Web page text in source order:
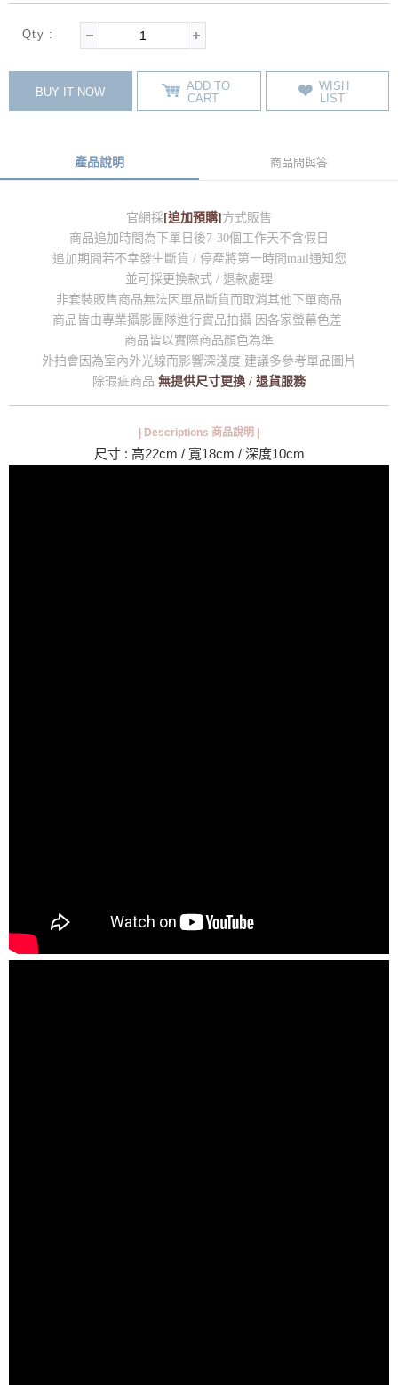
Qty :
BUY IT NOW
ADD TO
CART
WISH
LIST
產品說明 商品問與答
官網採 [追加預購] 方式販售
商品追加時間為下單日後7-30個工作天不含假日
追加期間若不幸發生斷貨 / 停產將第一時間mail通知您
並可採更換款式 / 退款處理
非套裝販售商品無法因單品斷貨而取消其他下單商品
商品皆由專業攝影團隊進行實品拍攝 因各家螢幕色差
商品皆以實際商品顏色為準
外拍會因為室內外光線而影響深淺度 建議多參考單品圖片
除瑕疵商品 無提供尺寸更換 / 退貨服務
| Descriptions 商品說明 |
尺寸 : 高22cm / 寬18cm / 深度10cm